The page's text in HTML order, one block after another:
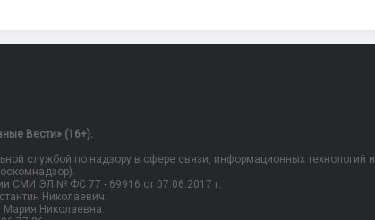
Вести» (16+).
службой по надзору в сфере связи, информационных технологий и
СМИ ЭЛ № ФС 77 - 69916 от 07.06.2017 г.
Николаевич.
Мария Николаевна.